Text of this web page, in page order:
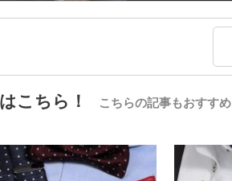
こちら！ こちらの記事もおすすめ